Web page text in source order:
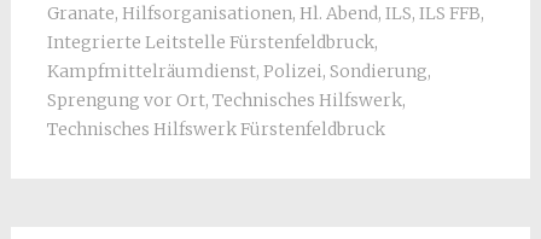
Granate, Hilfsorganisationen, Hl. Abend, ILS, ILS FFB,
Integrierte Leitstelle Fürstenfeldbruck,
Kampfmittelräumdienst, Polizei, Sondierung,
Sprengung vor Ort, Technisches Hilfswerk,
Technisches Hilfswerk Fürstenfeldbruck